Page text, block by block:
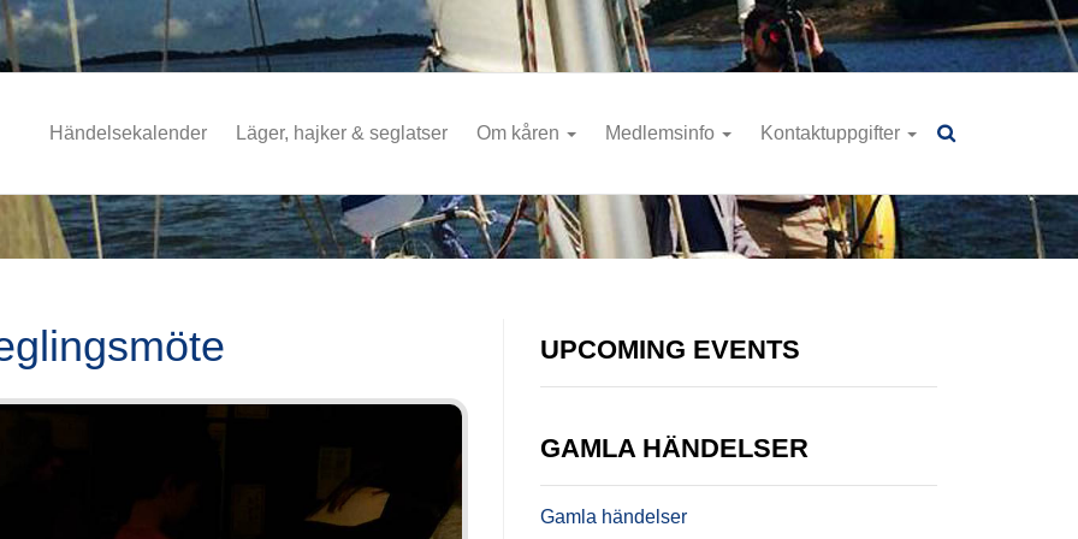
Händelsekalender Läger, hajker & seglatser Om kåren Medlemsinfo Kontaktuppgifter
UPCOMING EVENTS
GAMLA HÄNDELSER
Gamla händelser